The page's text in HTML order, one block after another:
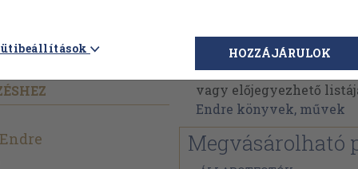
Dr. Czeizel Endre
Dr. Czeizel Endre
vagy előjegyezhető
Endre könyvek, művek
Megvásárolható
HOZZÁJÁRULOK